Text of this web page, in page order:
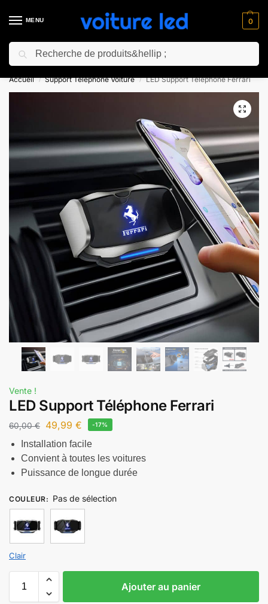
MENU 0
⚡ 10% de réduction pour les nouveaux clients avec le code “NC10”
Accueil / Support Téléphone Voiture / LED Support Téléphone Ferrari
Vente !
LED Support Téléphone Ferrari
60,00€ 49,99 € -17%
Installation facile
Convient à toutes les voitures
Puissance de longue durée
COULEUR: Pas de sélection
Clair
Ajouter au panier